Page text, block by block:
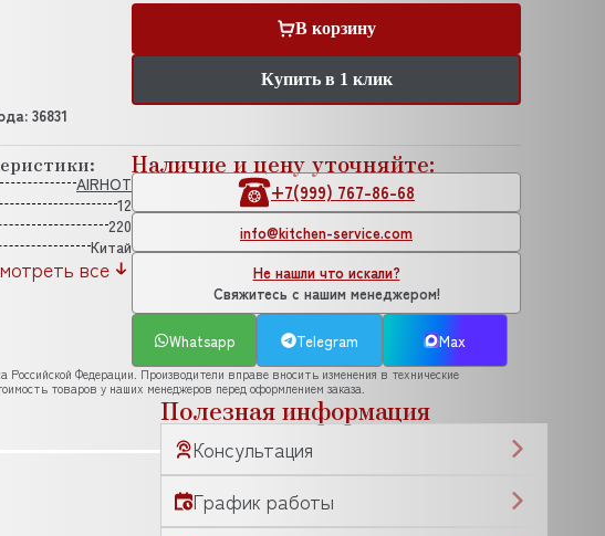
В корзину
Купить в 1 клик
36831
AIRHOT
12
220
Китай
все
Наличие и цену уточняйте:
+7(999) 767-86-68
info@kitchen-service.com
Не нашли что искали?
Свяжитесь с нашим менеджером!
Whatsapp Telegram Max
Федерации. Производители вправе вносить изменения в технические
товаров у наших менеджеров перед оформлением заказа.
Полезная информация
Консультация
График работы